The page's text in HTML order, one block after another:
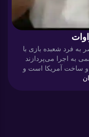
فرد شعبده بازی با
به اجرا می‌پردازند
ساخت آمریکا است و
هوشمند...